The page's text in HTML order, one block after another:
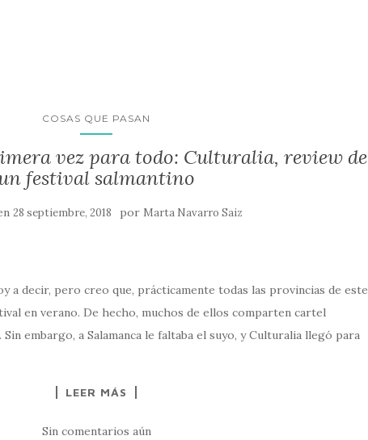
COSAS QUE PASAN
vez para todo: Culturalia, review de
festival salmantino
28 septiembre, 2018 por Marta Navarro Saiz
a decir, pero creo que, prácticamente todas las provincias de este
en verano. De hecho, muchos de ellos comparten cartel
embargo, a Salamanca le faltaba el suyo, y Culturalia llegó para
LEER MÁS
Sin comentarios aún